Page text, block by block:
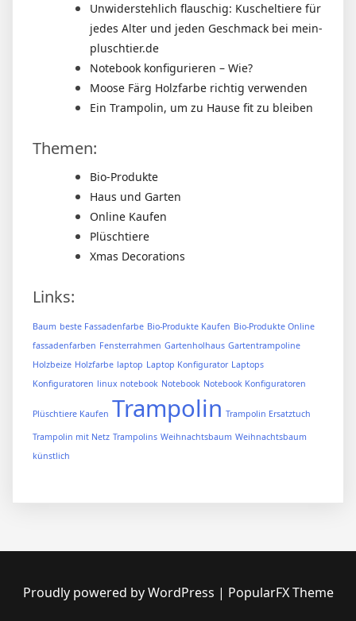
Unwiderstehlich flauschig: Kuscheltiere für
jedes Alter und jeden Geschmack bei mein-
pluschtier.de
Notebook konfigurieren – Wie?
Moose Färg Holzfarbe richtig verwenden
Ein Trampolin, um zu Hause fit zu bleiben
Themen:
Bio-Produkte
Haus und Garten
Online Kaufen
Plüschtiere
Xmas Decorations
Links:
Baum beste Fassadenfarbe Bio-Produkte Kaufen Bio-Produkte Online
fassadenfarben Fensterrahmen Gartenholhaus Gartentrampoline
Holzbeize Holzfarbe laptop Laptop Konfigurator Laptops
Konfiguratoren linux notebook Notebook Notebook Konfiguratoren
Plüschtiere Kaufen Trampolin Trampolin Ersatztuch
Trampolin mit Netz Trampolins Weihnachtsbaum Weihnachtsbaum
künstlich
Proudly powered by WordPress | PopularFX Theme